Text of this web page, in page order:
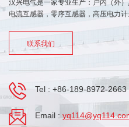
汉兴电气是一家专业生产：户内（外
电流互感器，零序互感器，高压电力
联系我们
Tel : +86-189-8972-2663
Email :